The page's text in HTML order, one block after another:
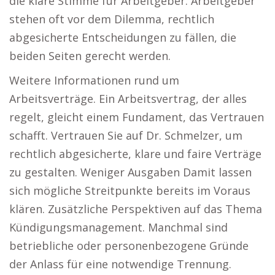
stehen oft vor dem Dilemma, rechtlich
abgesicherte Entscheidungen zu fällen, die
beiden Seiten gerecht werden.
Weitere Informationen rund um
Arbeitsverträge. Ein Arbeitsvertrag, der alles
regelt, gleicht einem Fundament, das Vertrauen
schafft. Vertrauen Sie auf Dr. Schmelzer, um
rechtlich abgesicherte, klare und faire Verträge
zu gestalten. Weniger Ausgaben Damit lassen
sich mögliche Streitpunkte bereits im Voraus
klären. Zusätzliche Perspektiven auf das Thema
Kündigungsmanagement. Manchmal sind
betriebliche oder personenbezogene Gründe
der Anlass für eine notwendige Trennung.